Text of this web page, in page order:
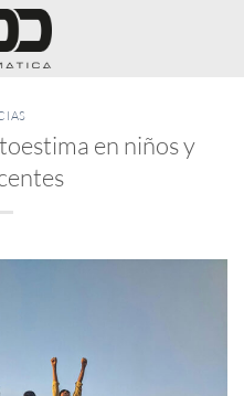
en niños y